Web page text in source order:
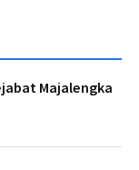
Majalengka